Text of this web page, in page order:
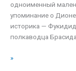
одноименный
упоминание о Дионе
историка —
полкаводца
»